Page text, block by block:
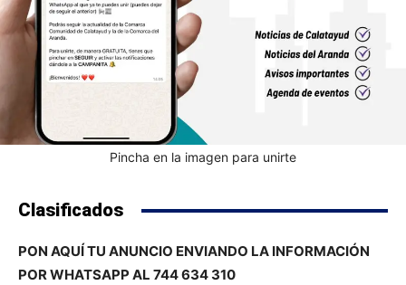
Pincha en la imagen para unirte
Clasificados
PON AQUÍ TU ANUNCIO ENVIANDO LA INFORMACIÓN
POR WHATSAPP AL 744 634 310